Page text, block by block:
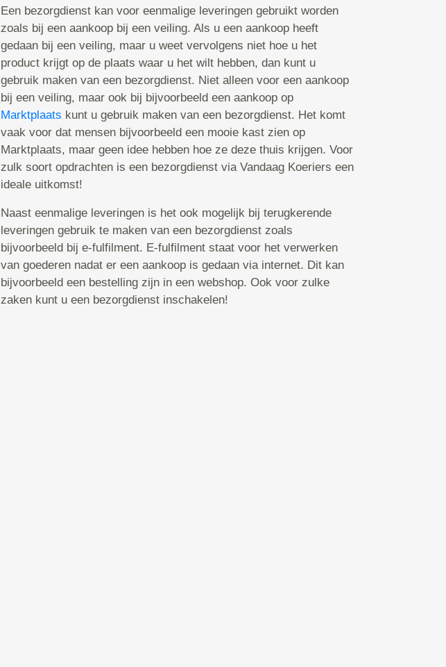
Een bezorgdienst kan voor eenmalige leveringen gebruikt worden
zoals bij een aankoop bij een veiling. Als u een aankoop heeft
gedaan bij een veiling, maar u weet vervolgens niet hoe u het
product krijgt op de plaats waar u het wilt hebben, dan kunt u
gebruik maken van een bezorgdienst. Niet alleen voor een aankoop
bij een veiling, maar ook bij bijvoorbeeld een aankoop op
Marktplaats kunt u gebruik maken van een bezorgdienst. Het komt
vaak voor dat mensen bijvoorbeeld een mooie kast zien op
Marktplaats, maar geen idee hebben hoe ze deze thuis krijgen. Voor
zulk soort opdrachten is een bezorgdienst via Vandaag Koeriers een
ideale uitkomst!
Naast eenmalige leveringen is het ook mogelijk bij terugkerende
leveringen gebruik te maken van een bezorgdienst zoals
bijvoorbeeld bij e-fulfilment. E-fulfilment staat voor het verwerken
van goederen nadat er een aankoop is gedaan via internet. Dit kan
bijvoorbeeld een bestelling zijn in een webshop. Ook voor zulke
zaken kunt u een bezorgdienst inschakelen!